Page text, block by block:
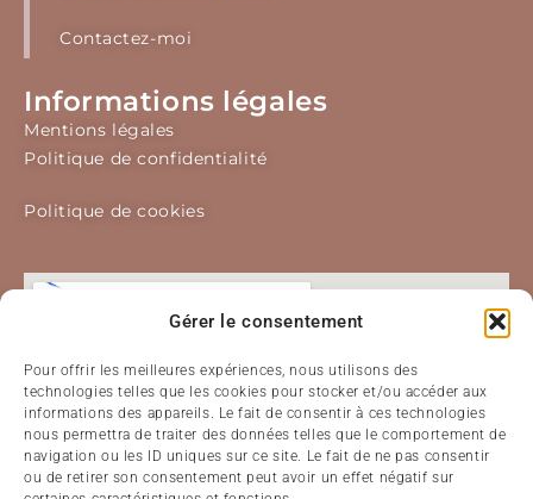
Gérer le consentement
Pour offrir les meilleures expériences, nous utilisons des
technologies telles que les cookies pour stocker et/ou accéder aux
informations des appareils. Le fait de consentir à ces technologies
nous permettra de traiter des données telles que le comportement de
navigation ou les ID uniques sur ce site. Le fait de ne pas consentir
ou de retirer son consentement peut avoir un effet négatif sur
Contactez-moi
Informations légales
Mentions légales
Politique de confidentialité
Politique de cookies